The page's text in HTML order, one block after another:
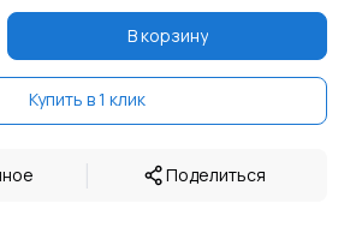
В корзину
Купить в 1 клик
| Поделиться